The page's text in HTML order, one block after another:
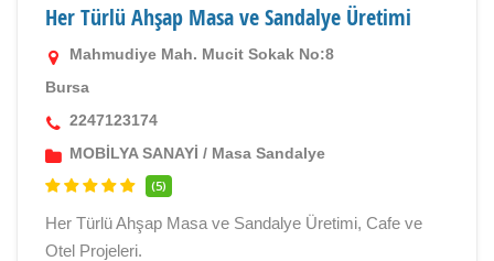
Her Türlü Ahşap Masa ve Sandalye Üretimi
Mahmudiye Mah. Mucit Sokak No:8
Bursa
2247123174
MOBİLYA SANAYİ / Masa Sandalye
(5)
Her Türlü Ahşap Masa ve Sandalye Üretimi, Cafe ve
Otel Projeleri.